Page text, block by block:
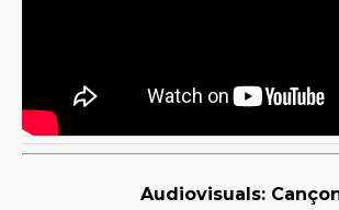
Audiovisuals: